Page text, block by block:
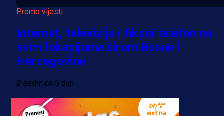
Promo vijesti
Internet, televizija i fiksni telefon na
svim lokacijama širom Bosne i
Hercegovine
2 sedmica 5 dan